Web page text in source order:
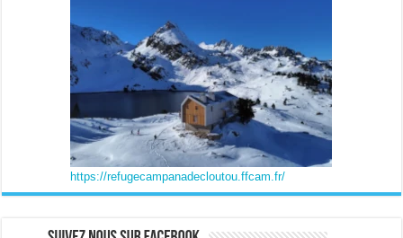
https://refugecampanadecloutou.ffcam.fr/